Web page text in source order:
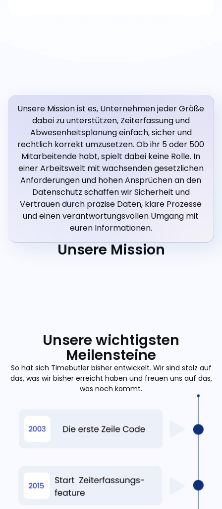
Unsere Mission
Unsere Mission ist es, Unternehmen jeder Größe
dabei zu unterstützen, Zeiterfassung und
Abwesenheitsplanung einfach, sicher und
rechtlich korrekt umzusetzen. Ob ihr 5 oder 500
Mitarbeitende habt, spielt dabei keine Rolle. In
einer Arbeitswelt mit wachsenden gesetzlichen
Anforderungen und hohen Ansprüchen an den
Datenschutz schaffen wir Sicherheit und
Vertrauen durch präzise Daten, klare Prozesse
und einen verantwortungsvollen Umgang mit
euren Informationen.
Unsere wichtigsten
Meilensteine
So hat sich Timebutler bisher entwickelt. Wir sind stolz auf
das, was wir bisher erreicht haben und freuen uns auf das,
was noch kommt.